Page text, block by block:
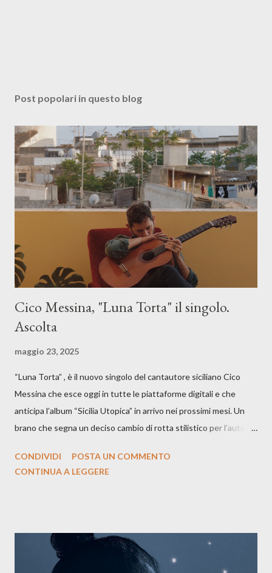
Post popolari in questo blog
Cico Messina, "Luna Torta" il singolo.
Ascolta
maggio 23, 2025
“Luna Torta” , è il nuovo singolo del cantautore siciliano Cico
Messina che esce oggi in tutte le piattaforme digitali e che
anticipa l’album “Sicilia Utopica” in arrivo nei prossimi mesi. Un
brano che segna un deciso cambio di rotta stilistico per l’autore
testo ibrido tra italiano e siciliano, e un’urgenza espressiva che
La canzone racconta la difficoltà di creare, e perfino di esistere,
sotto il peso della realtà. Ma lo fa cercando una via d’uscita, una
CONDIVIDI
POSTA UN COMMENTO
CONTINUA A LEGGERE